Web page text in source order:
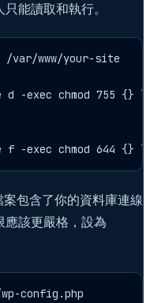
能讀取和執行。
/var/www/your-site
-exec chmod 755 {}
f -exec chmod 644 {}
包含了你的資料庫連線
應該更嚴格，設為
config.php